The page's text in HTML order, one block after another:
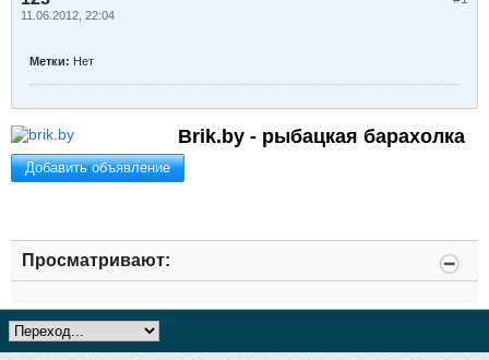
11.06.2012, 22:04
Метки: Нет
Brik.by - рыбацкая барахолка
Добавить объявление
Просматривают: